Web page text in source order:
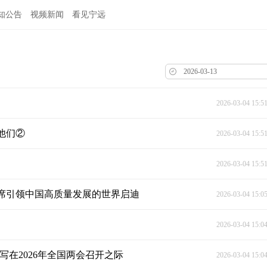
公告 视频新闻 看见宁远
2026-03-04
们② 2026-03-04
2026-03-04
领中国高质量发展的世界启迪 2026-03-04
2026-03-04
在2026年全国两会召开之际 2026-03-04